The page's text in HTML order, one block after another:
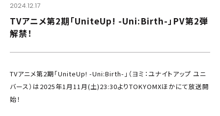
2024.12.17
TVアニメ第2期「UniteUp! -Uni:Birth-」PV第2弾
解禁！
TVアニメ第2期「UniteUp! -Uni:Birth-」（ヨミ：ユナイトアップ ユニ
バース）は2025年1月11月(土)23:30よりTOKYOMXほかにて放送開
始！